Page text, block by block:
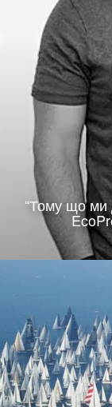
“Тому що ми